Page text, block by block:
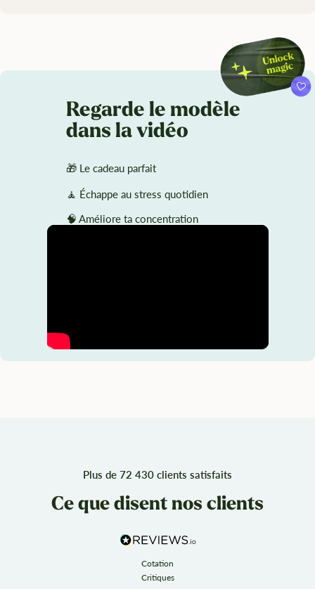
Regarde le modèle
dans la vidéo
🎁 Le cadeau parfait
🧘 Échappe au stress quotidien
🧠 Améliore ta concentration
Plus de 72 430 clients satisfaits
Ce que disent nos clients
Cotation
Critiques